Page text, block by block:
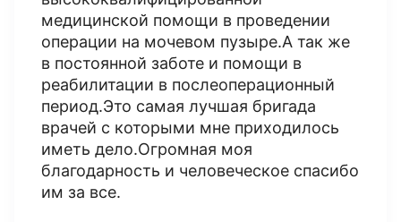
медицинской помощи в проведении
операции на мочевом пузыре.А так же
в постоянной заботе и помощи в
реабилитации в послеоперационный
период.Это самая лучшая бригада
врачей с которыми мне приходилось
иметь дело.Огромная моя
благодарность и человеческое спасибо
им за все.